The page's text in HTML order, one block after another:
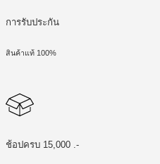
การรับประกัน
สินค้าแท้ 100%
ช้อปครบ 15,000 .-